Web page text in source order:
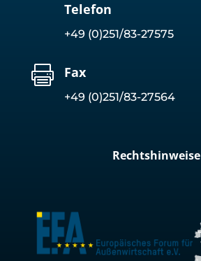
Telefon
+49 (0)251/83-27575
 Fax
+49 (0)251/83-27564
Rechtshinweise